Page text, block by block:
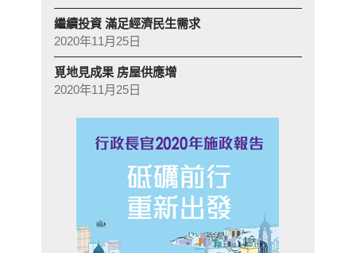
繼續投資 滿足經濟民生需求
2020年11月25日
覓地見成果 房屋供應增
2020年11月25日